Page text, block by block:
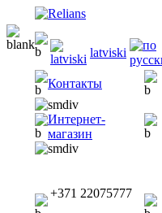
latviski
Контакты
Интернет-
магазин
+371 22075777